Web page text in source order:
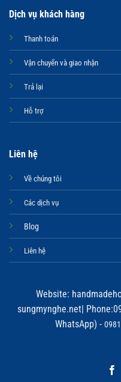
Dịch vụ khách hàng
Thanh toán
Vận chuyển và giao nhận
Trả lại
Hỗ trợ
Liên hệ
Về chúng tôi
Các dịch vụ
Blog
Liên hệ
Website:
sungmynghe.net|
WhatsApp) -